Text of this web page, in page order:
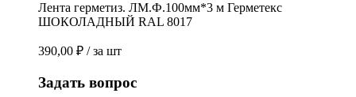
Лента герметиз. ЛМ.Ф.100мм*3 м Герметекс
ШОКОЛАДНЫЙ RAL 8017
390,00 ₽ / за шт
Задать вопрос